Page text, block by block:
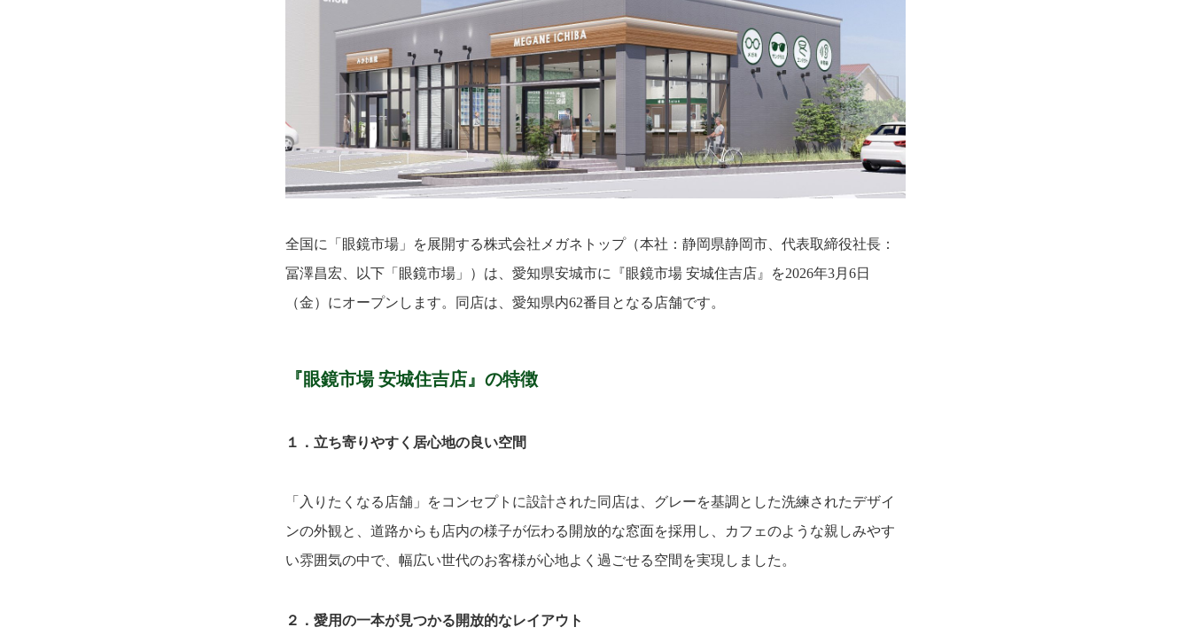
全国に「眼鏡市場」を展開する株式会社メガネトップ（本社：静岡県静岡市、代表取締役社長：
冨澤昌宏、以下「眼鏡市場」）は、愛知県安城市に『眼鏡市場 安城住吉店』を2026年3月6日
（金）にオープンします。同店は、愛知県内62番目となる店舗です。
『眼鏡市場 安城住吉店』 の特徴
１． 立ち寄りやすく居心地の良い空間
「入りたくなる店舗」をコンセプトに設計された同店は、グレーを基調とした洗練されたデザイ
ンの外観と、道路からも店内の様子が伝わる開放的な窓面を採用し、カフェのような親しみやす
い雰囲気の中で、幅広い世代のお客様が心地よく過ごせる空間を実現しました。
２． 愛用の一本が見つかる開放的なレイアウト